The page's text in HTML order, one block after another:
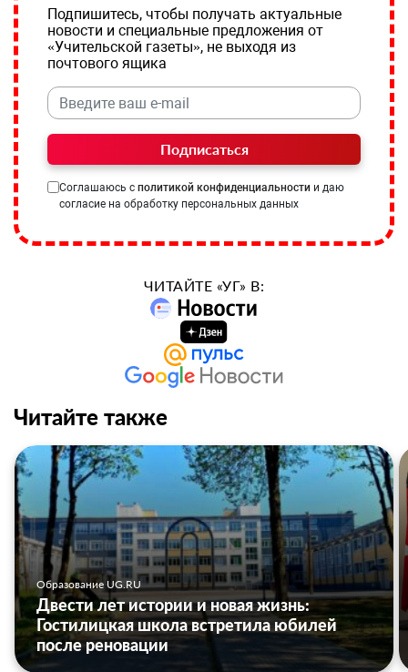
Подпишитесь, чтобы получать актуальные
новости и специальные предложения от
«Учительской газеты», не выходя из
почтового ящика
Подписаться
Соглашаюсь с политикой конфиденциальности и даю
согласие на обработку персональных данных
ЧИТАЙТЕ «УГ» В:
Читайте также
Образование UG.RU
Двести лет истории и новая жизнь:
Гостилицкая школа встретила юбилей
после реновации